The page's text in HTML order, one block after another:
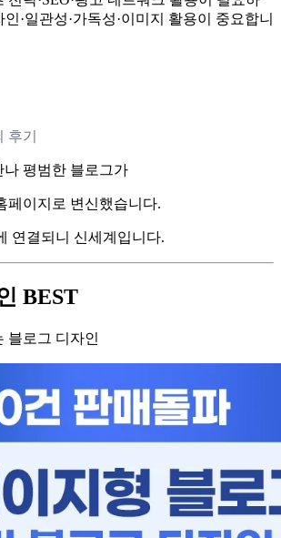
·일관성·가독성·이미지 활용이 중요합니
후기
평범한 블로그가
페이지로 변신했습니다.
연결되니 신세계입니다.
BEST
블로그 디자인